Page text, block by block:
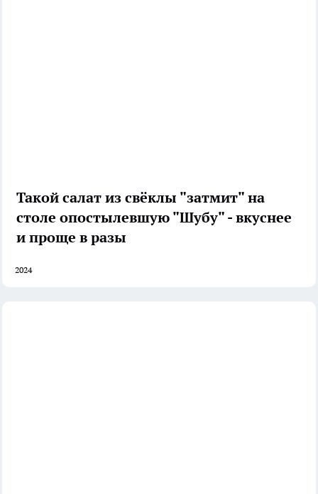
Такой салат из свёклы "затмит" на
столе опостылевшую "Шубу" - вкуснее
и проще в разы
2024